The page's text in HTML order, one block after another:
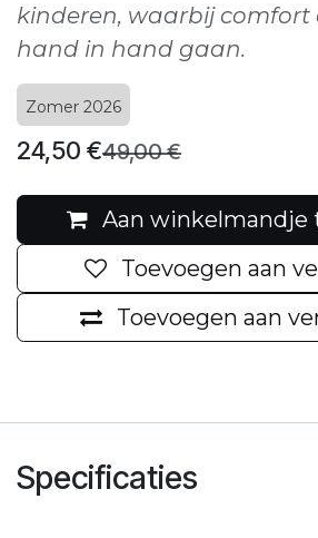
kinderen, waarbij comfort
hand in hand gaan.
Zomer 2026
24,50 €49,00€
Aan winkelmandje
Toevoegen aan
Toevoegen aan
Specificaties